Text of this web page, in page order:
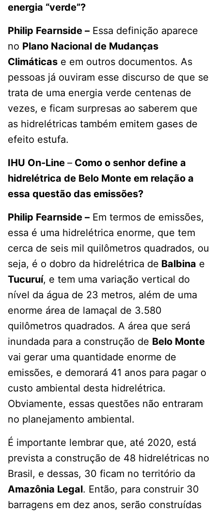
energia “verde”?
Philip Fearnside – Essa definição aparece
no Plano Nacional de Mudanças
Climáticas e em outros documentos. As
pessoas já ouviram esse discurso de que se
trata de uma energia verde centenas de
vezes, e ficam surpresas ao saberem que
as hidrelétricas também emitem gases de
efeito estufa.
IHU On-Line – Como o senhor define a
hidrelétrica de Belo Monte em relação a
essa questão das emissões?
Philip Fearnside – Em termos de emissões,
essa é uma hidrelétrica enorme, que tem
cerca de seis mil quilômetros quadrados, ou
seja, é o dobro da hidrelétrica de Balbina e
Tucuruí, e tem uma variação vertical do
nível da água de 23 metros, além de uma
enorme área de lamaçal de 3.580
quilômetros quadrados. A área que será
inundada para a construção de Belo Monte
vai gerar uma quantidade enorme de
emissões, e demorará 41 anos para pagar o
custo ambiental desta hidrelétrica.
Obviamente, essas questões não entraram
no planejamento ambiental.
É importante lembrar que, até 2020, está
prevista a construção de 48 hidrelétricas no
Brasil, e dessas, 30 ficam no território da
Amazônia Legal. Então, para construir 30
barragens em dez anos, serão construídas